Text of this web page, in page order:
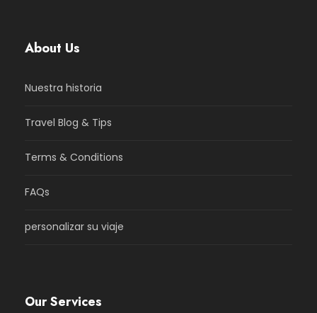
About Us
Nuestra historia
Travel Blog & Tips
Terms & Conditions
FAQs
personalizar su viaje
Our Services